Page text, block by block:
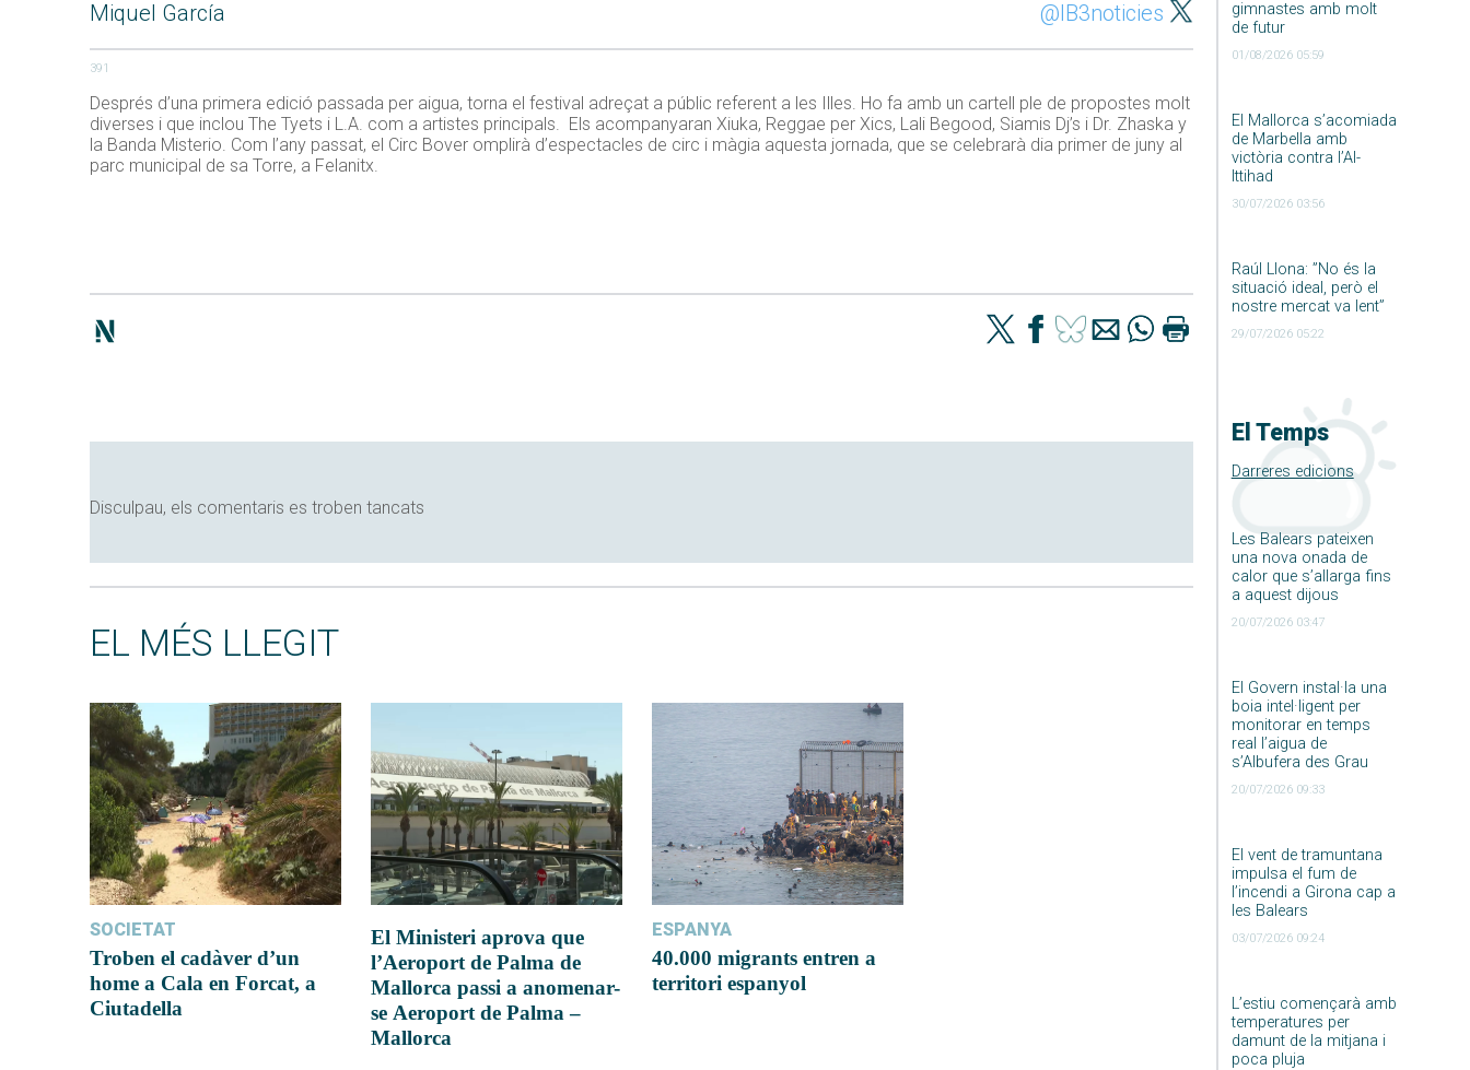
gimnastes amb molt
de futur
01/08/2026 05:59
El Mallorca s’acomiada
de Marbella amb
victòria contra l’Al-
Ittihad
30/07/2026 03:56
Raúl Llona: ”No és la
situació ideal, però el
nostre mercat va lent”
29/07/2026 05:22
El Temps
Darreres edicions
Les Balears pateixen
una nova onada de
calor que s’allarga fins
a aquest dijous
20/07/2026 03:47
El Govern instal·la una
boia intel·ligent per
monitorar en temps
real l’aigua de
s’Albufera des Grau
20/07/2026 09:33
El vent de tramuntana
impulsa el fum de
l’incendi a Girona cap a
les Balears
03/07/2026 09:24
L’estiu començarà amb
temperatures per
damunt de la mitjana i
poca pluja
Miquel García @IB3noticies
391
Després d’una primera edició passada per aigua, torna el festival adreçat a públic referent a les Illes. Ho fa amb un cartell ple de propostes molt
diverses i que inclou The Tyets i L.A. com a artistes principals. Els acompanyaran Xiuka, Reggae per Xics, Lali Begood, Siamis Dj’s i Dr. Zhaska y
la Banda Misterio. Com l’any passat, el Circ Bover omplirà d’espectacles de circ i màgia aquesta jornada, que se celebrarà dia primer de juny al
parc municipal de sa Torre, a Felanitx.
Disculpau, els comentaris es troben tancats
EL MÉS LLEGIT
SOCIETAT
Troben el cadàver d’un
home a Cala en Forcat, a
Ciutadella
El Ministeri aprova que
l’Aeroport de Palma de
Mallorca passi a anomenar-
se Aeroport de Palma –
Mallorca
ESPANYA
40.000 migrants entren a
territori espanyol